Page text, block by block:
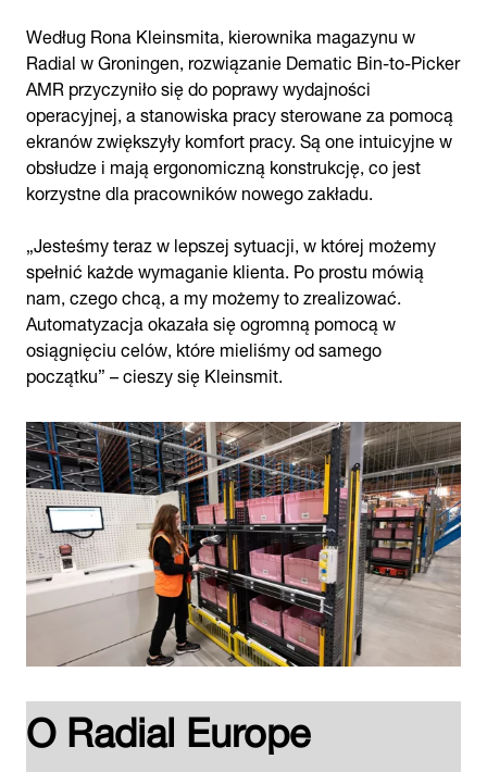
Według Rona Kleinsmita, kierownika magazynu w
Radial w Groningen, rozwiązanie Dematic Bin-to-Picker
AMR przyczyniło się do poprawy wydajności
operacyjnej, a stanowiska pracy sterowane za pomocą
ekranów zwiększyły komfort pracy. Są one intuicyjne w
obsłudze i mają ergonomiczną konstrukcję, co jest
korzystne dla pracowników nowego zakładu.
„Jesteśmy teraz w lepszej sytuacji, w której możemy
spełnić każde wymaganie klienta. Po prostu mówią
nam, czego chcą, a my możemy to zrealizować.
Automatyzacja okazała się ogromną pomocą w
osiągnięciu celów, które mieliśmy od samego
początku” – cieszy się Kleinsmit.
O Radial Europe